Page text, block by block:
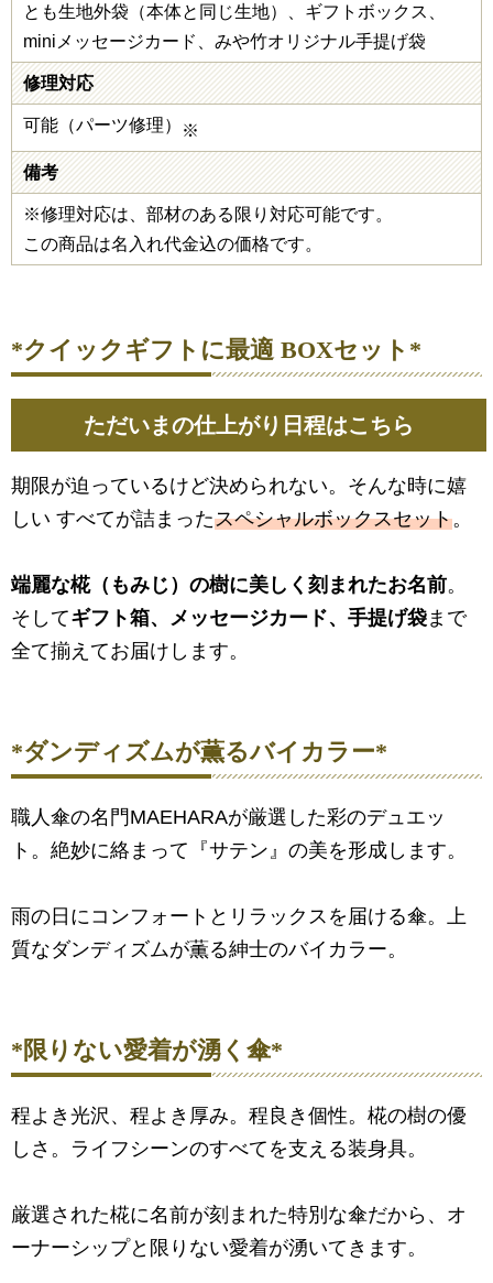
とも生地外袋（本体と同じ生地）、ギフトボックス、
miniメッセージカード、みや竹オリジナル手提げ袋
修理対応
可能（パーツ修理） ※
備考
※修理対応は、部材のある限り対応可能です。
この商品は名入れ代金込の価格です。
*クイックギフトに最適 BOXセット*
ただいまの仕上がり日程はこちら
期限が迫っているけど決められない。そんな時に嬉
しい すべてが詰まったスペシャルボックスセット。
端麗な椛（もみじ）の樹に美しく刻まれたお名前。
そしてギフト箱、メッセージカード、手提げ袋 まで
全て揃えてお届けします。
*ダンディズムが薫るバイカラー*
職人傘の名門MAEHARAが厳選した彩のデュエッ
ト。絶妙に絡まって『サテン』の美を形成します。
雨の日にコンフォートとリラックスを届ける傘。上
質なダンディズムが薫る紳士のバイカラー。
*限りない愛着が湧く傘*
程よき光沢、程よき厚み。程良き個性。椛の樹の優
しさ。ライフシーンのすべてを支える装身具。
厳選された椛に名前が刻まれた特別な傘だから、オ
ーナーシップと限りない愛着が湧いてきます。